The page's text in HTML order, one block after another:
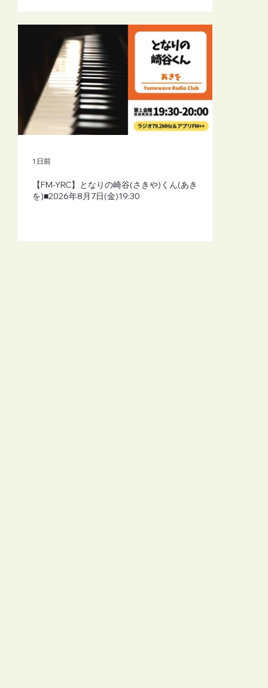
【FM-YRC】となりの崎谷(さきや)くん(あき
を)■2026年8月7日(金)19:30
1 日前